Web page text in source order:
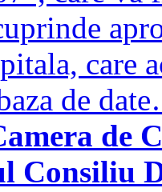
care
de
de
Consiliu